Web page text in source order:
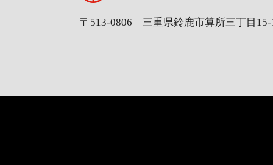
〒513-0806 三重県鈴鹿市算所三丁目15-